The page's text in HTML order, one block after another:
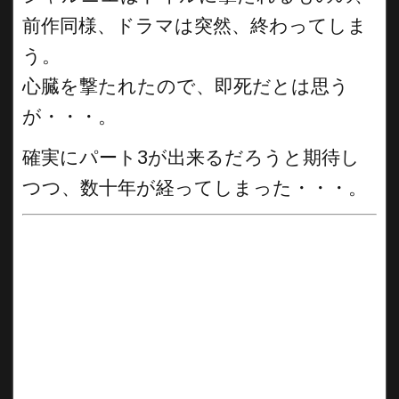
前作同様、ドラマは突然、終わってしま
う。
心臓を撃たれたので、即死だとは思う
が・・・。
確実にパート3が出来るだろうと期待し
つつ、数十年が経ってしまった・・・。